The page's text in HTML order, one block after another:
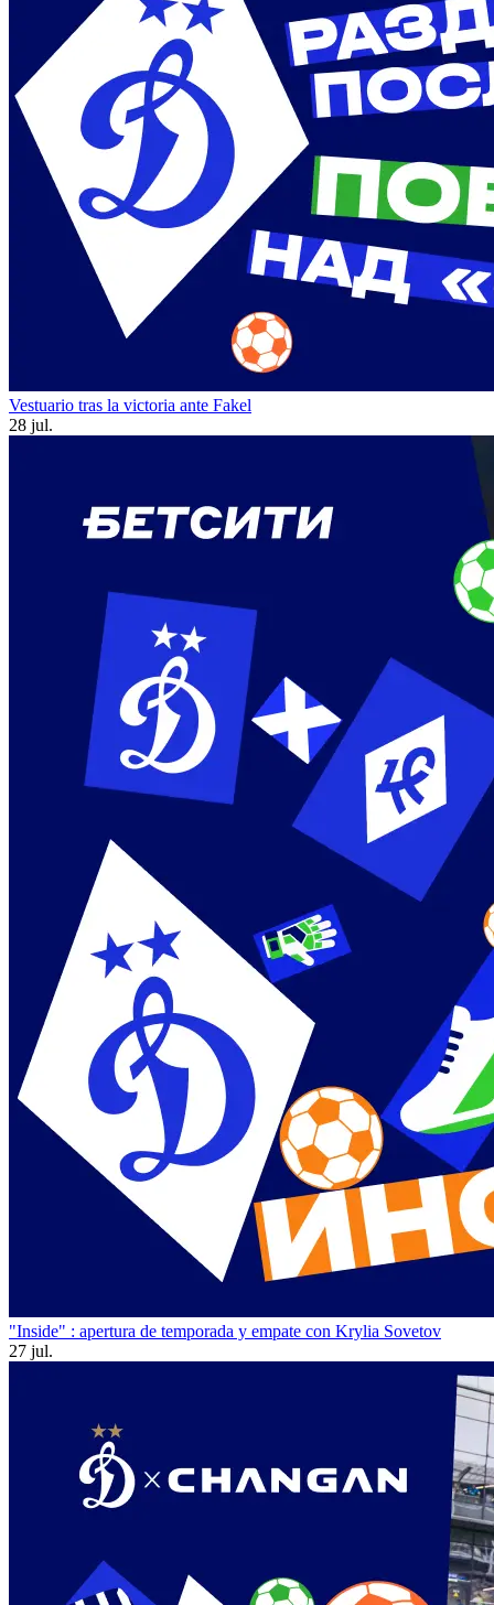
Vestuario tras la victoria ante Fakel
28 jul.
"Inside" : apertura de temporada y empate con Krylia Sovetov
27 jul.